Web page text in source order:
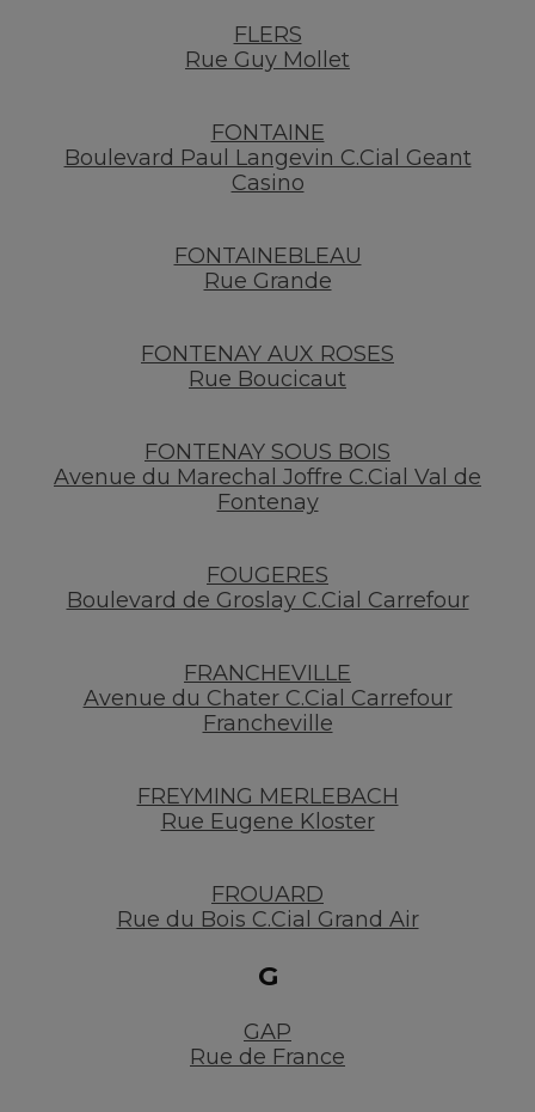
FLERS
Rue Guy Mollet
FONTAINE
Boulevard Paul Langevin C.Cial Geant
Casino
FONTAINEBLEAU
Rue Grande
FONTENAY AUX ROSES
Rue Boucicaut
FONTENAY SOUS BOIS
Avenue du Marechal Joffre C.Cial Val de
Fontenay
FOUGERES
Boulevard de Groslay C.Cial Carrefour
FRANCHEVILLE
Avenue du Chater C.Cial Carrefour
Francheville
FREYMING MERLEBACH
Rue Eugene Kloster
FROUARD
Rue du Bois C.Cial Grand Air
G
GAP
Rue de France